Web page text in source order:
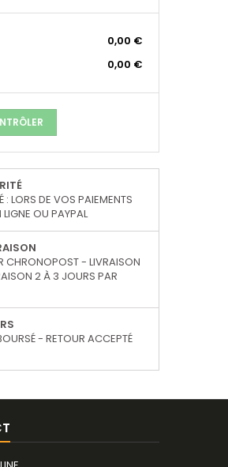
0,00 €
0,00 €
: LORS DE VOS PAIEMENTS
OU PAYPAL
CHRONOPOST - LIVRAISON
2 À 3 JOURS PAR
- RETOUR ACCEPTÉ